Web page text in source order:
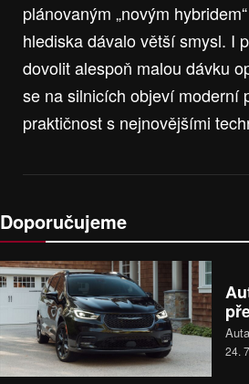
plánovaným „novým
hlediska dávalo větší smysl. I
dovolit alespoň malou dávku
se na silnicích objeví moderní
praktičnost s nejnovějšími
Doporučujeme
24.